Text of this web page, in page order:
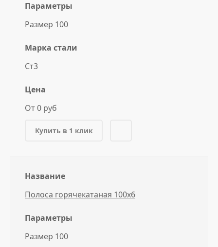
Параметры
Размер 100
Марка стали
Ст3
Цена
От 0 руб
Купить в 1 клик
Название
Полоса горячекатаная 100x6
Параметры
Размер 100